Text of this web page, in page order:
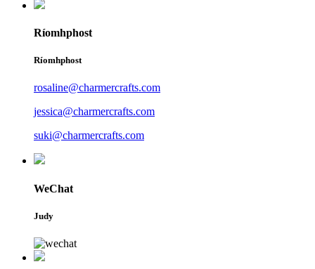
Ríomhphost
Ríomhphost
rosaline@charmercrafts.com
jessica@charmercrafts.com
suki@charmercrafts.com
WeChat
Judy